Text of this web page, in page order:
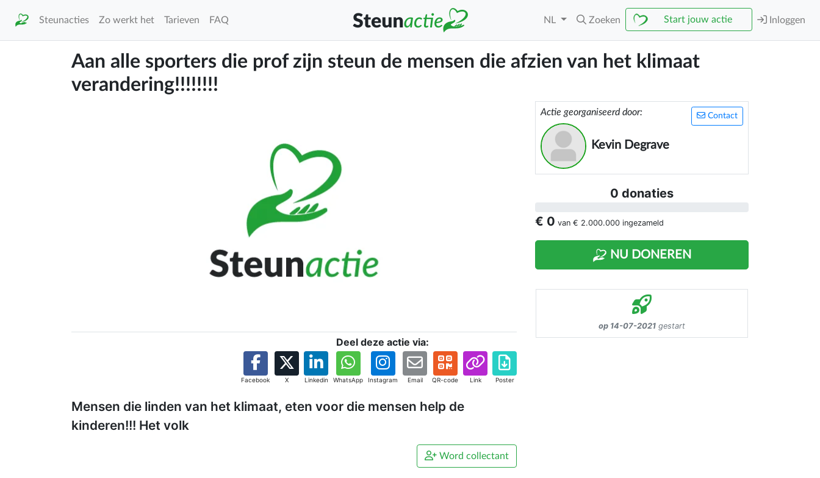
Steunacties Zo werkt het Tarieven FAQ NL Zoeken Start jouw actie Inloggen
Aan alle sporters die prof zijn steun de mensen die afzien van het klimaat
verandering!!!!!!!!
Deel deze actie via:
Facebook X Linkedin WhatsApp Instagram Email QR-code Link Poster
Mensen die linden van het klimaat, eten voor die mensen help de
kinderen!!! Het volk
Word collectant
Contact
Actie georganiseerd door:
Kevin Degrave
0 donaties
€ 0 van € 2.000.000 ingezameld
NU DONEREN
op 14-07-2021 gestart